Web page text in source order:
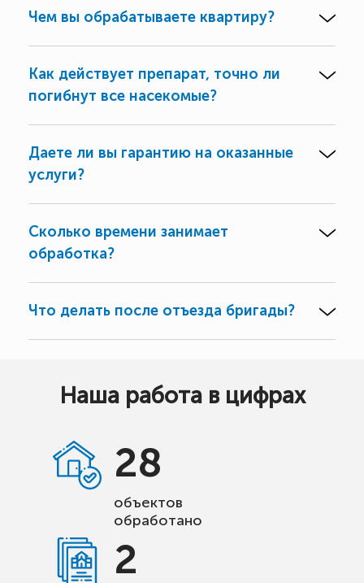
Чем вы обрабатываете квартиру?
Как действует препарат, точно ли
погибнут все насекомые?
Даете ли вы гарантию на оказанные
услуги?
Сколько времени занимает
обработка?
Что делать после отъезда бригады?
Наша работа в цифрах
28
объектов
обработано
2